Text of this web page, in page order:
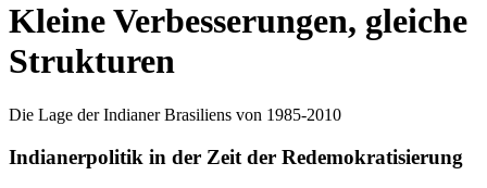
Kleine Verbesserungen, gleiche
Strukturen
Die Lage der Indianer Brasiliens von 1985-2010
Indianerpolitik in der Zeit der Redemokratisierung